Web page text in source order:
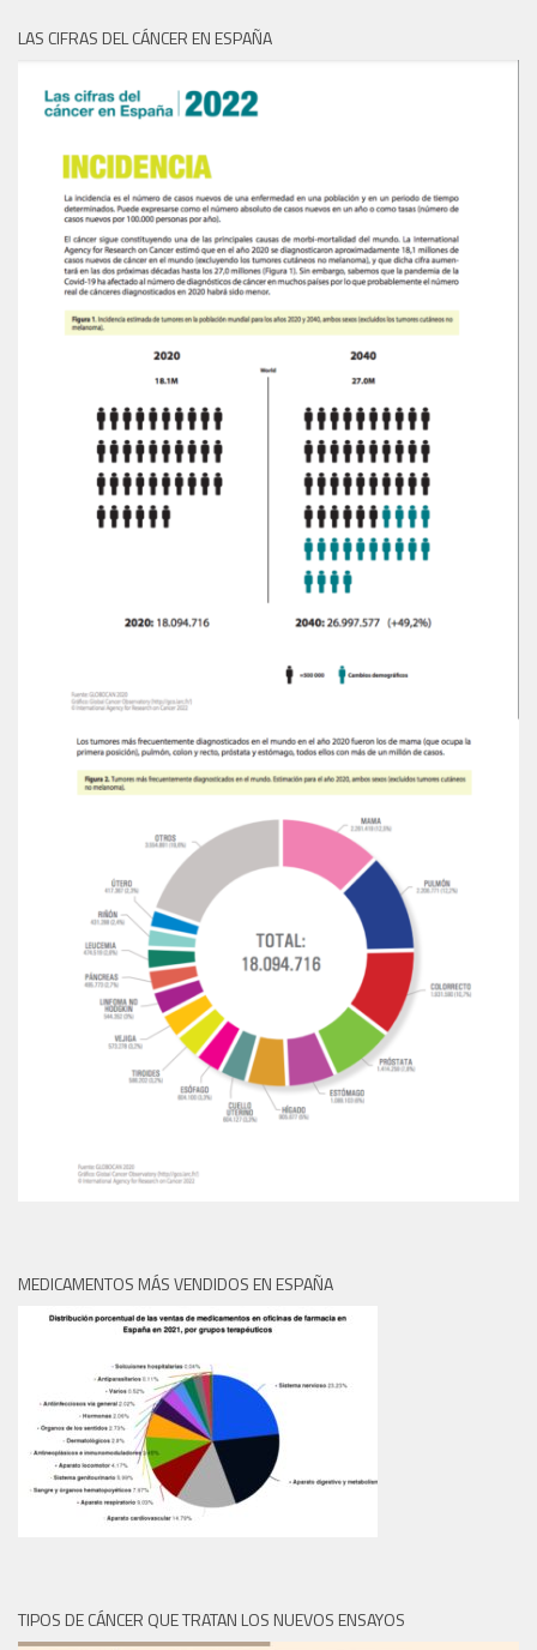
LAS CIFRAS DEL CÁNCER EN ESPAÑA
MEDICAMENTOS MÁS VENDIDOS EN ESPAÑA
TIPOS DE CÁNCER QUE TRATAN LOS NUEVOS ENSAYOS